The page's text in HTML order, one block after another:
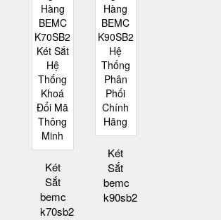
Két
Sắt
bemc
k70sb2
Két
Sắt
bemc
k90sb2